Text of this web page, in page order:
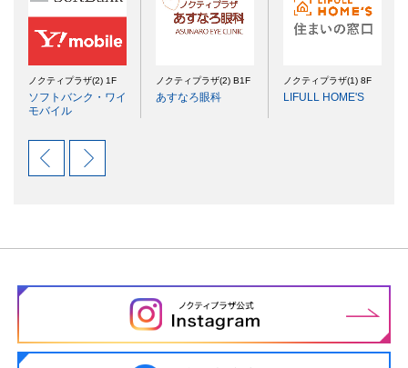
ノクティプラザ(2) 1F
ソフトバンク・ワイ
モバイル
ノクティプラザ(2) B1F
あすなろ眼科
ノクティプラザ(1) 8F
LIFULL HOME'S